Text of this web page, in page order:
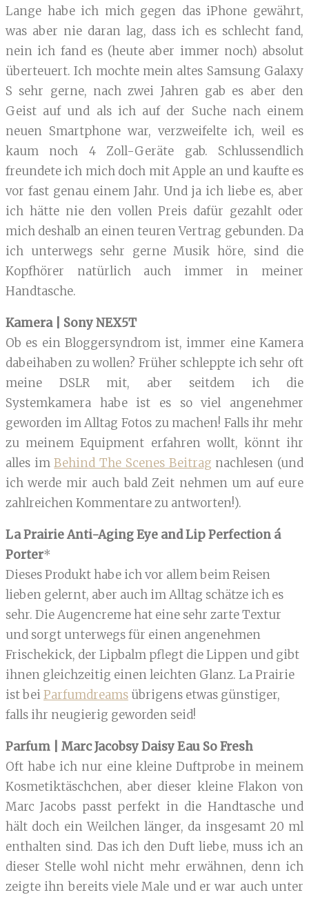
Lange habe ich mich gegen das iPhone gewährt,
was aber nie daran lag, dass ich es schlecht fand,
nein ich fand es (heute aber immer noch) absolut
überteuert. Ich mochte mein altes Samsung Galaxy
S sehr gerne, nach zwei Jahren gab es aber den
Geist auf und als ich auf der Suche nach einem
neuen Smartphone war, verzweifelte ich, weil es
kaum noch 4 Zoll-Geräte gab. Schlussendlich
freundete ich mich doch mit Apple an und kaufte es
vor fast genau einem Jahr. Und ja ich liebe es, aber
ich hätte nie den vollen Preis dafür gezahlt oder
mich deshalb an einen teuren Vertrag gebunden. Da
ich unterwegs sehr gerne Musik höre, sind die
Kopfhörer natürlich auch immer in meiner
Handtasche.
Kamera | Sony NEX5T
Ob es ein Bloggersyndrom ist, immer eine Kamera
dabeihaben zu wollen? Früher schleppte ich sehr oft
meine DSLR mit, aber seitdem ich die
Systemkamera habe ist es so viel angenehmer
geworden im Alltag Fotos zu machen! Falls ihr mehr
zu meinem Equipment erfahren wollt, könnt ihr
alles imBehind The Scenes Beitrag nachlesen (und
ich werde mir auch bald Zeit nehmen um auf eure
zahlreichen Kommentare zu antworten!).
La Prairie Anti-Aging Eye and Lip Perfection á
Porter*
Dieses Produkt habe ich vor allem beim Reisen
lieben gelernt, aber auch im Alltag schätze ich es
sehr. Die Augencreme hat eine sehr zarte Textur
und sorgt unterwegs für einen angenehmen
Frischekick, der Lipbalm pflegt die Lippen und gibt
ihnen gleichzeitig einen leichten Glanz. La Prairie
ist bei Parfumdreams übrigens etwas günstiger,
falls ihr neugierig geworden seid!
Parfum | Marc Jacobsy Daisy Eau So Fresh
Oft habe ich nur eine kleine Duftprobe in meinem
Kosmetiktäschchen, aber dieser kleine Flakon von
Marc Jacobs passt perfekt in die Handtasche und
hält doch ein Weilchen länger, da insgesamt 20 ml
enthalten sind. Das ich den Duft liebe, muss ich an
dieser Stelle wohl nicht mehr erwähnen, denn ich
zeigte ihn bereits viele Male und er war auch unter